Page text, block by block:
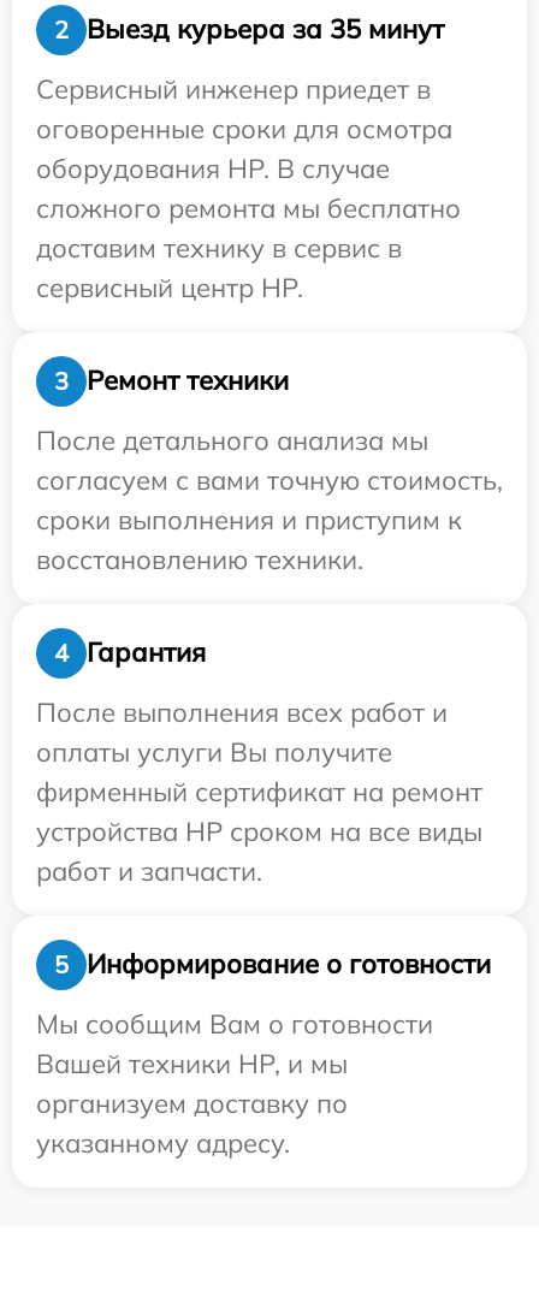
2
Выезд курьера за 35 минут
Сервисный инженер приедет в
оговоренные сроки для осмотра
оборудования HP. В случае
сложного ремонта мы бесплатно
доставим технику в сервис в
сервисный центр HP.
3
Ремонт техники
После детального анализа мы
согласуем с вами точную стоимость,
сроки выполнения и приступим к
восстановлению техники.
4
Гарантия
После выполнения всех работ и
оплаты услуги Вы получите
фирменный сертификат на ремонт
устройства HP сроком на все виды
работ и запчасти.
5
Информирование о готовности
Мы сообщим Вам о готовности
Вашей техники HP, и мы
организуем доставку по
указанному адресу.